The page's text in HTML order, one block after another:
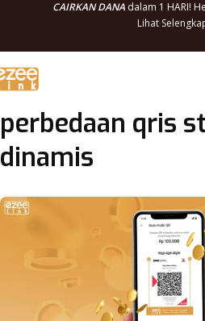
CAIRKAN DANAdalam 1 HARI!
Lihat
perbedaan qris
dinamis